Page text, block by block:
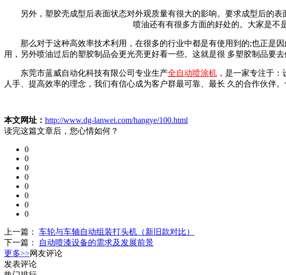
另外，塑胶壳成型后表面状态对外观质量有很大的影响。要求成型后的表
喷油还有有很多方面的好处的。大家是不
那么对于这种高效率技术利用，在很多的行业中都是有使用到的;也正是因
用，另外喷油过后的塑胶制品会更光亮更好看一些。这就是很 多塑胶制品要
东莞市蓝威自动化科技有限公司专业生产全自动喷涂机 ，是一家专注于
人手、提高效率的理念，我们有信心成为客户群最可靠、最长 久的合作伙伴
本文网址： http://www.dg-lanwei.com/hangye/100.html
读完这篇文章后，您心情如何？
0
0
0
0
0
0
0
0
上一篇： 车轮与车轴自动组装打头机（新旧款对比）
下一篇：
自动喷漆设备的需求及发展前景
更多>>网友评论
发表评论